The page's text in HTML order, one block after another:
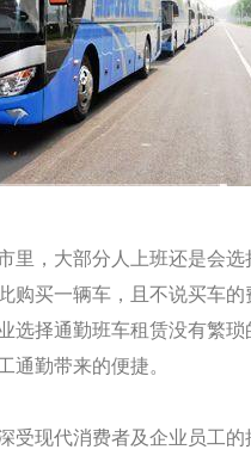
里，大部分人上班还是会
购买一辆车，且不说买车
选择通勤班车租赁没有繁
通勤带来的便捷。
受现代消费者及企业员工